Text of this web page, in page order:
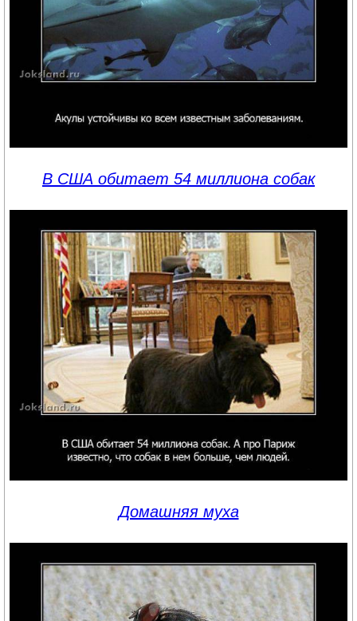
В США обитает 54 миллиона собак
Домашняя муха